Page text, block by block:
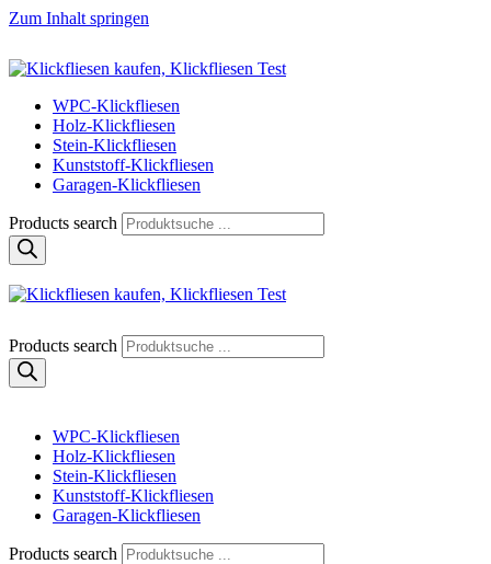
Zum Inhalt springen
Klickfliese | klick-klick-fertig
Klickfliesen online kaufen
WPC-Klickfliesen
Holz-Klickfliesen
Stein-Klickfliesen
Kunststoff-Klickfliesen
Garagen-Klickfliesen
Products search
Klickfliese | klick-klick-fertig
Klickfliesen online kaufen
Products search
WPC-Klickfliesen
Holz-Klickfliesen
Stein-Klickfliesen
Kunststoff-Klickfliesen
Garagen-Klickfliesen
Products search